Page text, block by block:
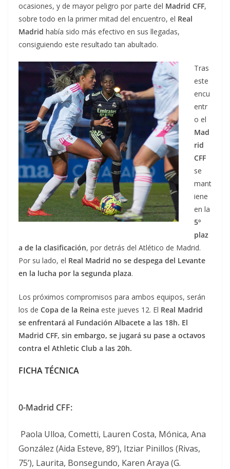
ocasiones, y de mayor peligro por parte del Madrid CFF,
sobre todo en la primer mitad del encuentro, el Real
Madrid había sido más efectivo en sus llegadas,
consiguiendo este resultado tan abultado.
Tras
este
encu
entr
o el
Mad
rid
CFF
se
mant
iene
en la
5º
plaz
a de la clasificación, por detrás del Atlético de Madrid.
Por su lado, el Real Madrid no se despega del Levante
en la lucha por la segunda plaza.
Los próximos compromisos para ambos equipos, serán
los de Copa de la Reina este jueves 12. El Real Madrid
se enfrentará al Fundación Albacete a las 18h. El
Madrid CFF, sin embargo, se jugará su pase a octavos
contra el Athletic Club a las 20h.
FICHA TÉCNICA
0-Madrid CFF:
Paola Ulloa, Cometti, Lauren Costa, Mónica, Ana
González (Aida Esteve, 89’), Itziar Pinillos (Rivas,
75’), Laurita, Bonsegundo, Karen Araya (G.